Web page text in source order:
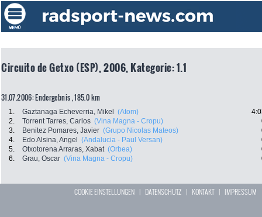
Circuito de Getxo (ESP), 2006, Kategorie: 1.1
31.07.2006: Endergebnis , 185.0 km
1. Gaztanaga Echeverria, Mikel (Atom)
2.
Torrent Tarres, Carlos (Vina Magna - Cropu)
3.
Benitez Pomares, Javier (Grupo Nicolas Mateos)
4.
Edo Alsina, Angel (Andalucia - Paul Versan)
5.
Otxotorena Arraras, Xabat (Orbea)
6.
Grau, Oscar (Vina Magna - Cropu)
COOKIE EINSTELLUNGEN | DATENSCHUTZ | KONTAKT| IMPRESSUM